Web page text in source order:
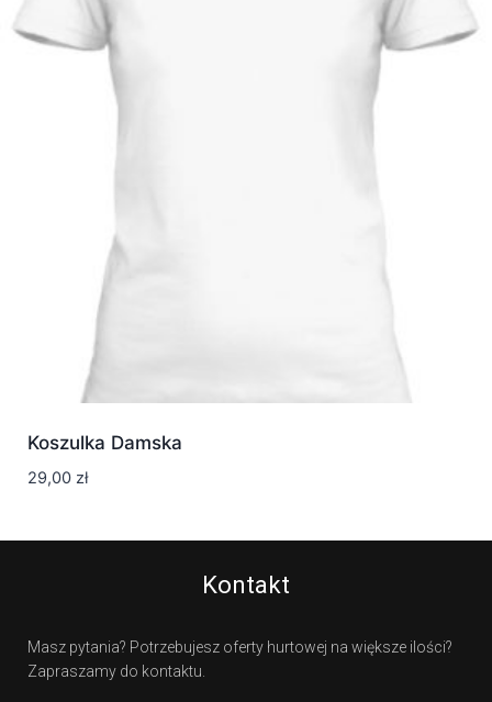
Koszulka Damska
29,00 zł
Kontakt
Masz pytania? Potrzebujesz oferty hurtowej na większe ilości?
Zapraszamy do kontaktu.